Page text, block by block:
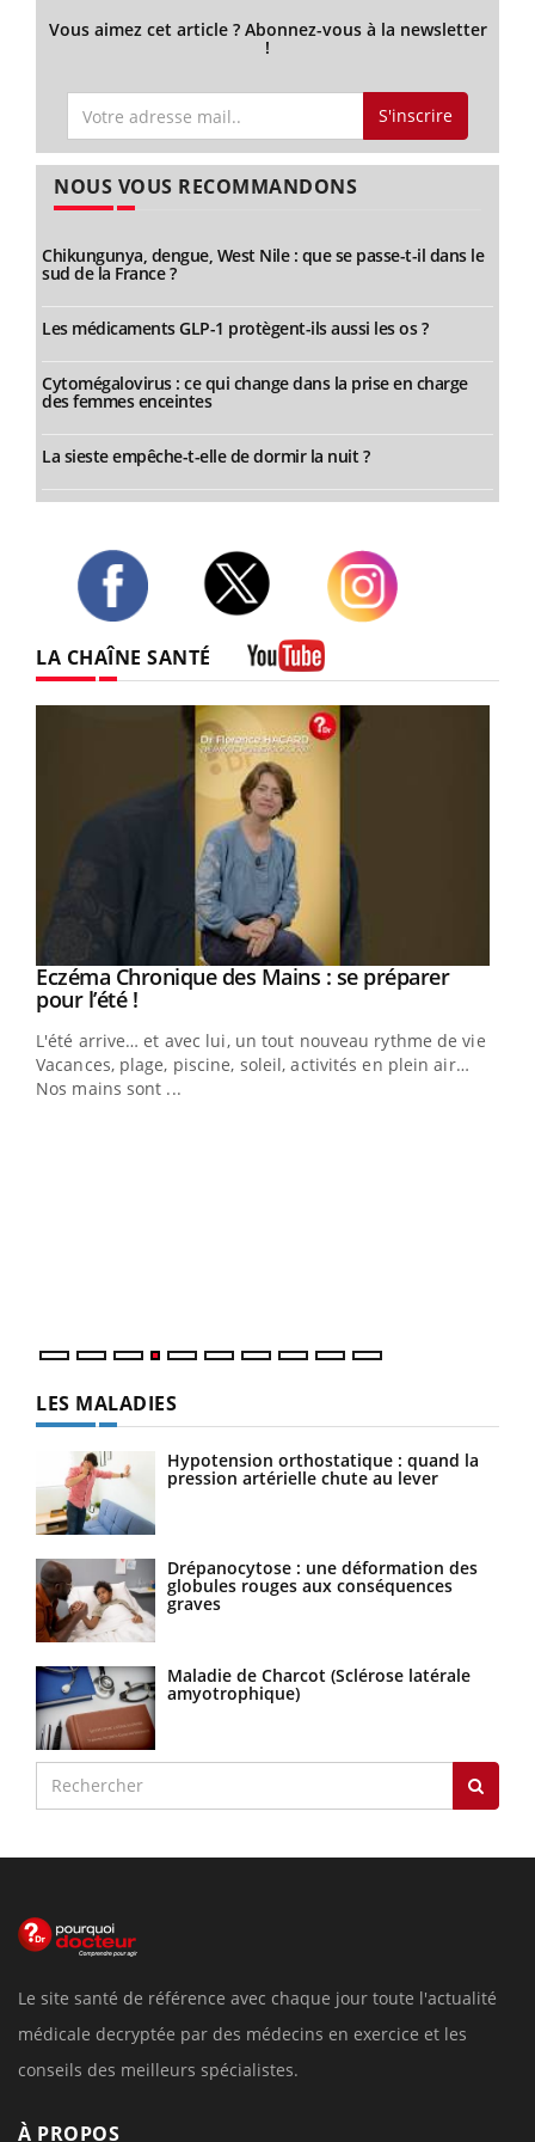
Vous aimez cet article ? Abonnez-vous à la newsletter
!
S'inscrire
NOUS VOUS RECOMMANDONS
Chikungunya, dengue, West Nile : que se passe-t-il dans le
sud de la France ?
Les médicaments GLP-1 protègent-ils aussi les os ?
Cytomégalovirus : ce qui change dans la prise en charge
des femmes enceintes
La sieste empêche-t-elle de dormir la nuit ?
LA CHAÎNE SANTÉ
Youtube
Eczéma Chronique des Mains : se préparer
pour l’été !Youtube
L'été arrive… et avec lui, un tout nouveau rythme de vie !
Vacances, plage, piscine, soleil, activités en plein air…
Nos mains sont ...
LES MALADIES
Hypotension orthostatique : quand la
pression artérielle chute au lever
Drépanocytose : une déformation des
globules rouges aux conséquences
graves
Maladie de Charcot (Sclérose latérale
amyotrophique)
Le site santé de référence avec chaque jour toute l'actualité
médicale decryptée par des médecins en exercice et les
conseils des meilleurs spécialistes.
À PROPOS